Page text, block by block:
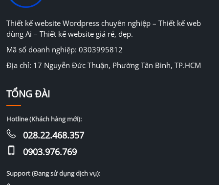
Thiết kế website Wordpress chuyên nghiệp – Thiết kế web
dùng Ai – Thiết kế website giá rẻ, đẹp.
Mã số doanh nghiệp: 0303995812
Địa chỉ: 17 Nguyễn Đức Thuận, Phường Tân Bình, TP.HCM
TỔNG ĐÀI
Hotline (Khách hàng mới):
028.22.468.357
0903.976.769
Support (Đang sử dụng dịch vụ):